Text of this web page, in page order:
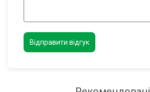
Відправити відгук